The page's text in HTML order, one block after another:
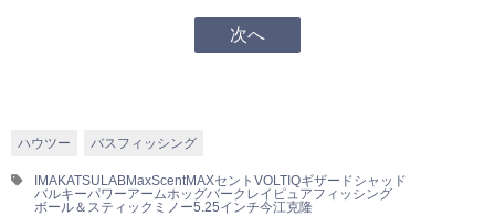
次へ
ハウツー バスフィッシング
IMAKATSU LABMaxScentMAXセント VOLTIQギザードシャッド
バルキーパワーアームホッグバークレイ ピュアフィッシング
ボール＆スティック ミノー5.25インチ今江克隆